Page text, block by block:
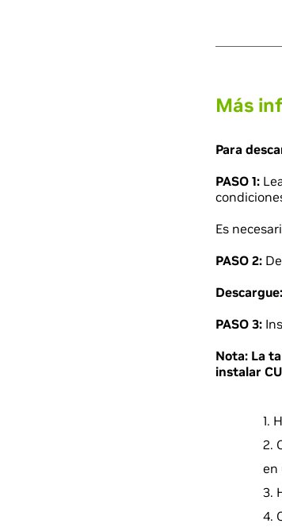
Más
Para
PASO 1:
Es
PASO 2:
Descargue:
PASO 3:
Nota: La
instalar
en